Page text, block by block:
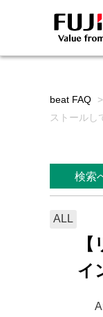
beat FAQ >
ストールし
検索
ALL
イ